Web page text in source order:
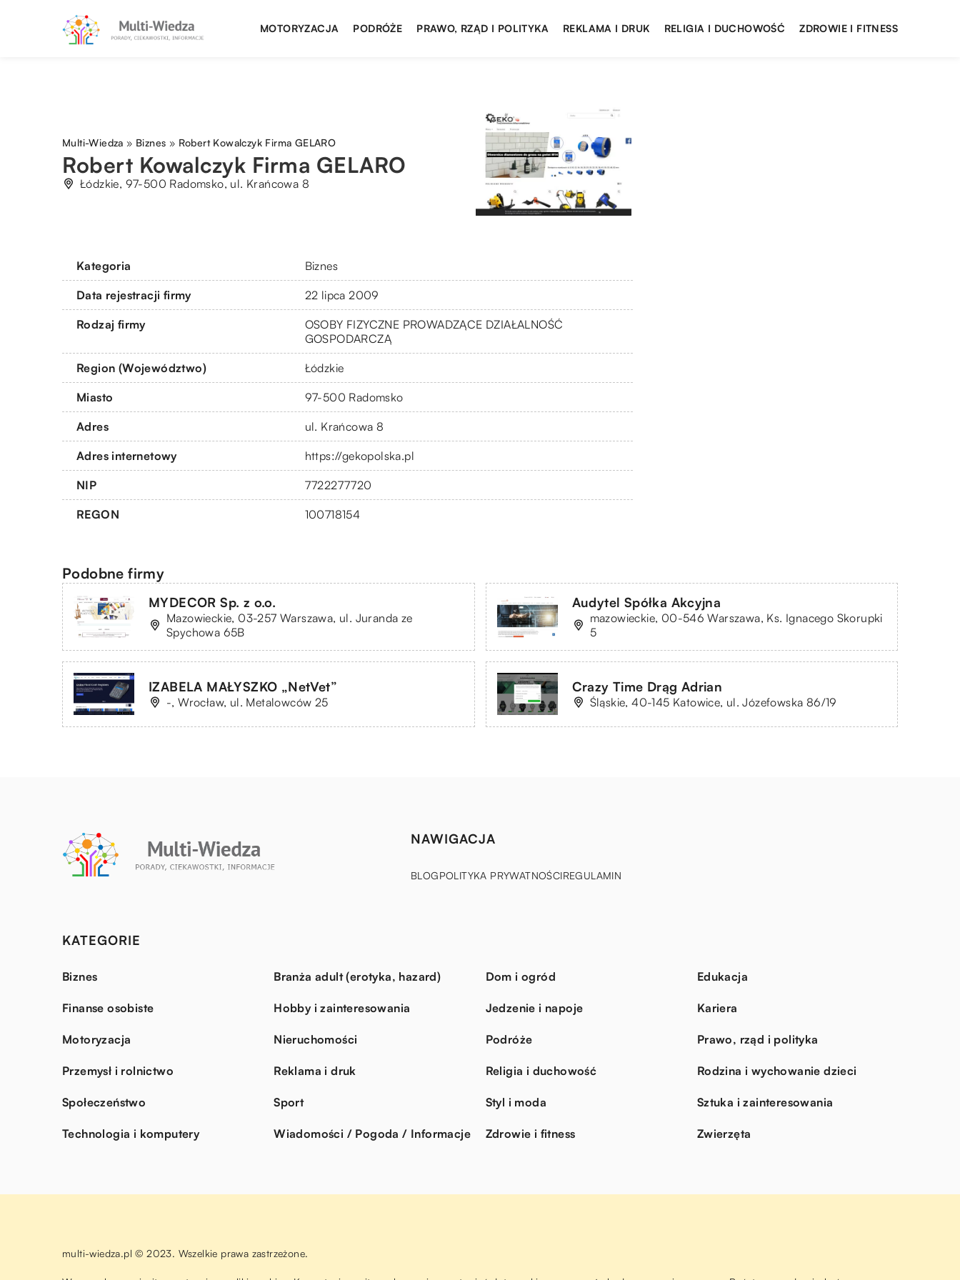
MOTORYZACJA PODRÓŻE PRAWO, RZĄD I POLITYKA REKLAMA I DRUK RELIGIA I DUCHOWOŚĆ ZDROWIE I FITNESS
Multi-Wiedza » Biznes » Robert Kowalczyk Firma GELARO
Robert Kowalczyk Firma GELARO
Łódzkie, 97-500 Radomsko, ul. Krańcowa 8
Kategoria Biznes
Data rejestracji firmy 22 lipca 2009
Rodzaj firmy
OSOBY FIZYCZNE PROWADZĄCE DZIAŁALNOŚĆ
GOSPODARCZĄ
Region (Województwo) Łódzkie
Miasto 97-500 Radomsko
Adres ul. Krańcowa 8
Adres internetowy https://gekopolska.pl
NIP 7722277720
REGON 100718154
Podobne firmy
MYDECOR Sp. z o.o.
Mazowieckie, 03-257 Warszawa, ul. Juranda ze
Spychowa 65B
Audytel Spółka Akcyjna
mazowieckie, 00-546 Warszawa, Ks. Ignacego Skorupki
5
IZABELA MAŁYSZKO „NetVet”
-, Wrocław, ul. Metalowców 25
Crazy Time Drąg Adrian
Śląskie, 40-145 Katowice, ul. Józefowska 86/19
NAWIGACJA
BLOGPOLITYKA PRYWATNOŚCIREGULAMIN
KATEGORIE
Biznes Branża adult (erotyka, hazard) Dom i ogród Edukacja
Finanse osobiste Hobby i zainteresowania Jedzenie i napoje Kariera
Motoryzacja Nieruchomości Podróże Prawo, rząd i polityka
Przemysł i rolnictwo Reklama i druk Religia i duchowość Rodzina i wychowanie dzieci
Społeczeństwo Sport Styl i moda Sztuka i zainteresowania
Technologia i komputery Wiadomości / Pogoda / Informacje Zdrowie i fitness Zwierzęta
multi-wiedza.pl © 2023. Wszelkie prawa zastrzeżone.